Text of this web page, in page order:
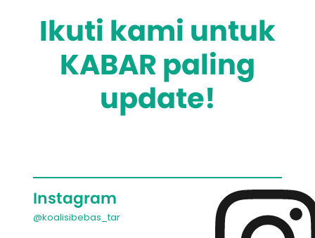
Ikuti kami untuk
KABAR paling
update!
Instagram
@koalisibebas_tar